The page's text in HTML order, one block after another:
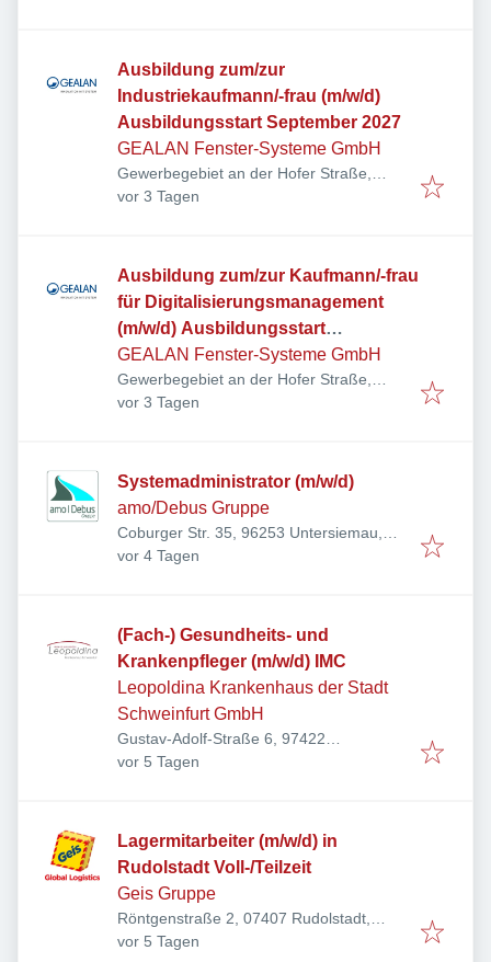
Ausbildung zum/zur
Industriekaufmann/-frau (m/w/d)
Ausbildungsstart September 2027
GEALAN Fenster-Systeme GmbH
Gewerbegebiet an der Hofer Straße,
Hofer Str. 80, 95145 Oberkotzau,
Veröffentlicht
vor 3 Tagen
Ausbildung zum/zur Kaufmann/-frau
für Digitalisierungsmanagement
(m/w/d) Ausbildungsstart
September 2027
GEALAN Fenster-Systeme GmbH
Gewerbegebiet an der Hofer Straße,
Hofer Str. 80, 95145 Oberkotzau,
Veröffentlicht
vor 3 Tagen
Systemadministrator (m/w/d)
amo/Debus Gruppe
Coburger Str. 35, 96253 Untersiemau,
Deutschland
Veröffentlicht
vor 4 Tagen
(Fach-) Gesundheits- und
Krankenpfleger (m/w/d) IMC
Leopoldina Krankenhaus der Stadt
Schweinfurt GmbH
Gustav-Adolf-Straße 6, 97422
Schweinfurt, Deutschland
Veröffentlicht
vor 5 Tagen
Lagermitarbeiter (m/w/d) in
Rudolstadt Voll-/Teilzeit
Geis Gruppe
Röntgenstraße 2, 07407 Rudolstadt,
Deutschland
Veröffentlicht
vor 5 Tagen